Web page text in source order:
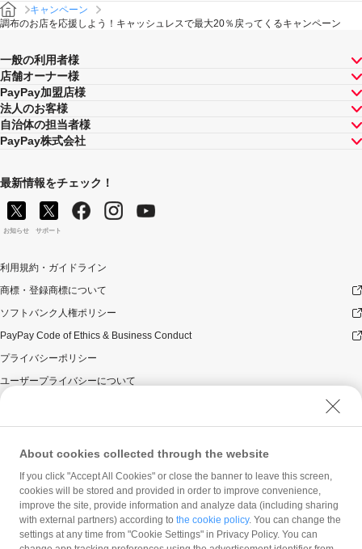
キャンペーン
調布のお店を応援しよう！キャッシュレスで最大20％戻ってくるキャンペーン
一般の利用者様
店舗オーナー様
PayPay加盟店様
法人のお客様
自治体の担当者様
PayPay株式会社
最新情報をチェック！
お知らせ サポート
利用規約・ガイドライン
商標・登録商標について
ソフトバンク人権ポリシー
PayPay Code of Ethics & Business Conduct
プライバシーポリシー
ユーザープライバシーについて
ウェブサイト利用規約
反社会的勢力に対する方針
勧誘方針
マネロン等基本方針
カスタマーハラスメントに関する当社の考え方
About cookies collected through the website
If you click "Accept All Cookies" or close the banner to leave this screen,
cookies will be stored and provided in order to improve convenience,
improve the site, provide information and analyze data (including sharing
with external partners) according to the cookie policy. You can change the
settings at any time from "Cookie Settings" in Privacy Policy. You can